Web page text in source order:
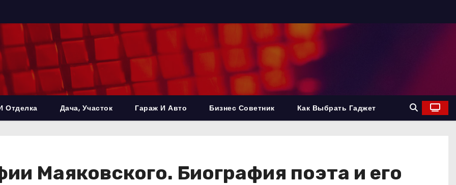
Отделка Дача, Участок Гараж И Авто Бизнес Советник Как Выбрать Гаджет
Маяковского. Биография поэта и его